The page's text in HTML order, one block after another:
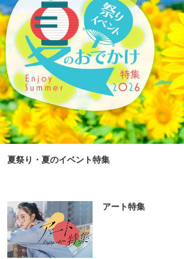
夏祭り・夏のイベント特集
アート特集